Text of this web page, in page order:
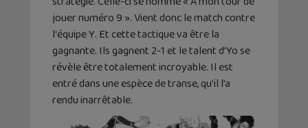
jouer numéro 9 ». Vient donc le match contre
l‘équipe Y. Et cette tactique va être la
gagnante. Ils gagnent 2-1 et le talent d’Yo se
révèle être totalement incroyable. Il est
entré dans une espèce de transe, qu’il l’a
rendu inarrêtable.